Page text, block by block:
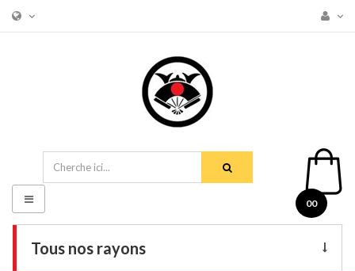
00
Tous nos rayons
Basculer
la
navigation